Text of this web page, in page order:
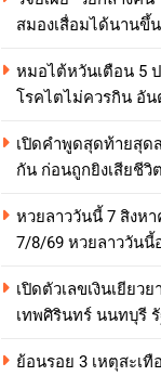
สมองเสื่อมได้นานขึ้
หมอไต้หวันเตือน 5
โรคไตไม่ควรกิน อัน
เปิดคำพูดสุดท้ายสุด
กัน ก่อนถูกยิงเสียชี
หวยลาววันนี้ 7 สิงห
7/8/69 หวยลาววันนี้
เปิดตัวเลขเงินเยียว
เทพศิรินทร์ นนทบุรี
ย้อนรอย 3 เหตุสะเ